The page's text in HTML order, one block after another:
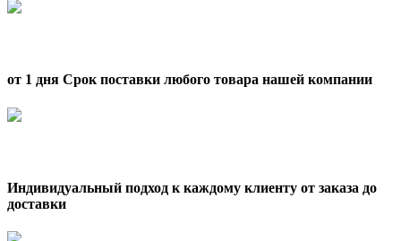
от 1 дня Срок поставки любого товара нашей компании
Индивидуальный подход к каждому клиенту от заказа до
доставки